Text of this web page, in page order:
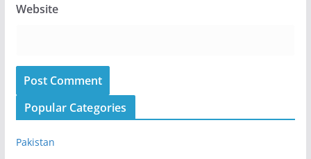
Website
Popular Categories
Pakistan